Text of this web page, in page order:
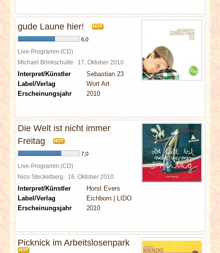
gude Laune hier! HOT
6,0
Live-Programm (CD)
Michael Brinkschulte 17. Oktober 2010
Interpret/Künstler
Sebastian 23
Label/Verlag
Wort Art
Erscheinungsjahr
2010
Die Welt ist nicht immer
Freitag
HOT
7,0
Live-Programm (CD)
Nico Steckelberg 16. Oktober 2010
Interpret/Künstler
Horst Evers
Label/Verlag
Eichborn | LIDO
Erscheinungsjahr
2010
Picknick im Arbeitslosenpark
HOT